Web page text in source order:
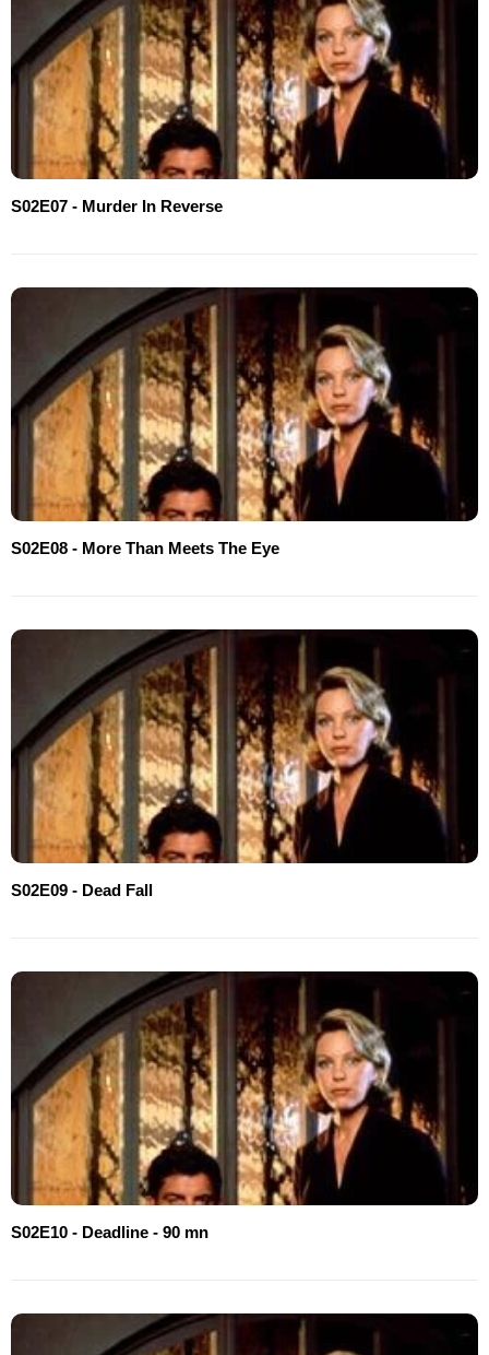
S02E07 - Murder In Reverse
S02E08 - More Than Meets The Eye
S02E09 - Dead Fall
S02E10 - Deadline - 90 mn